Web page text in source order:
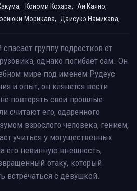
Кономи Кохара,
Аи Каяно,
Морикава, Даисукэ Намикава,
группу подростков от
однако погибает сам. Он
мире под именем Рудеус
и опыт, он клянется вести
повторять свои прошлые
считают его, одаренного
взрослого человека, гением,
учиться у могущественных
его невинную внешность,
отаку, который
встречаться с девушкой.